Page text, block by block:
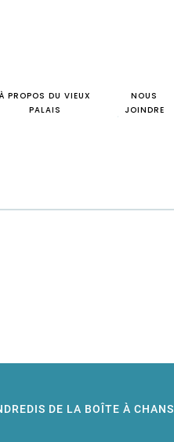
À PROPOS DU VIEUX
PALAIS
NOUS
JOINDRE
DE LA BOÎTE À